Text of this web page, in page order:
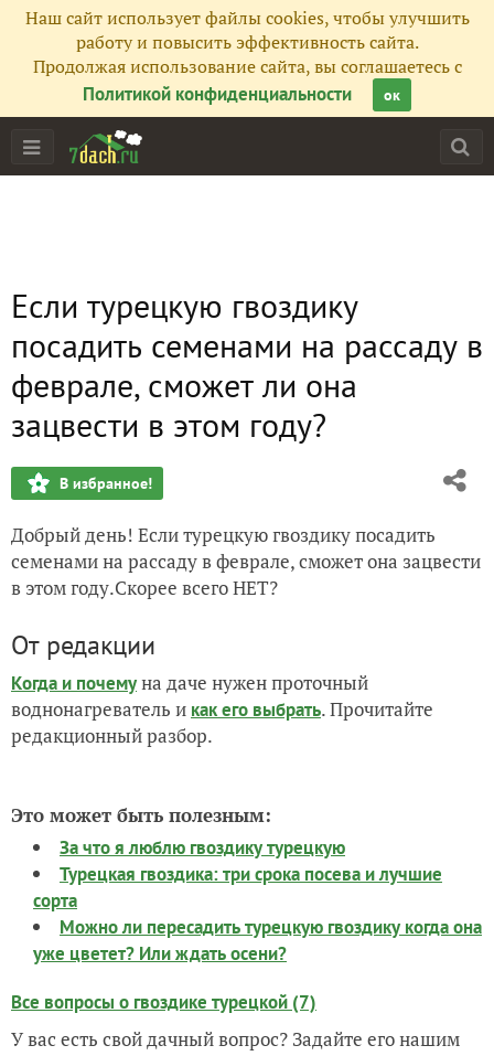
Наш сайт использует файлы cookies, чтобы улучшить
работу и повысить эффективность сайта.
Продолжая использование сайта, вы соглашаетесь с
Политикой конфиденциальности
ок
Если турецкую гвоздику
посадить семенами на рассаду в
феврале, сможет ли она
зацвести в этом году?
В избранное!
Добрый день! Если турецкую гвоздику посадить
семенами на рассаду в феврале, сможет она зацвести
в этом году.Скорее всего НЕТ?
От редакции
Когда и почемуна даче нужен проточный
воднонагреватель и как его выбрать. Прочитайте
редакционный разбор.
Это может быть полезным:
За что я люблю гвоздику турецкую
Турецкая гвоздика: три срока посева и лучшие
сорта
Можно ли пересадить турецкую гвоздику когда она
уже цветет? Или ждать осени?
Все вопросы о гвоздике турецкой (7)
У вас есть свой дачный вопрос? Задайте его нашим